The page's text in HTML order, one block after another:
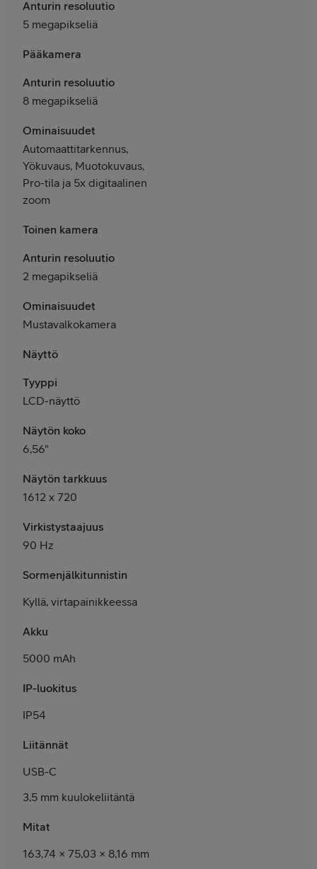
Anturin resoluutio
5 megapikseliä
Pääkamera
Anturin resoluutio
8 megapikseliä
Ominaisuudet
Automaattitarkennus,
Yökuvaus, Muotokuvaus,
Pro-tila ja 5x digitaalinen
zoom
Toinen kamera
Anturin resoluutio
2 megapikseliä
Ominaisuudet
Mustavalkokamera
Näyttö
Tyyppi
LCD-näyttö
Näytön koko
6,56"
Näytön tarkkuus
1612 x 720
Virkistystaajuus
90 Hz
Sormenjälkitunnistin
Kyllä, virtapainikkeessa
Akku
5000 mAh
IP-luokitus
IP54
Liitännät
USB-C
3,5 mm kuulokeliitäntä
Mitat
163,74 × 75,03 × 8,16 mm